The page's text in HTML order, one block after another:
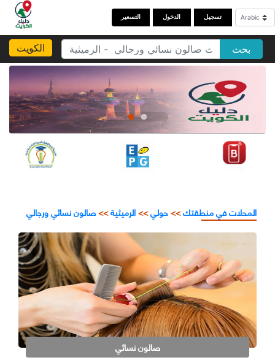
التسعير الدخول تسجيل
الكويت بحث
المحلات في منطقتك>>حولي>>الرميثية>>صالون نسائي ورجالي
صالون نسائي